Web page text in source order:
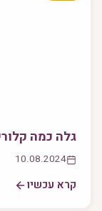
גלה כמה
10.08.2024
קרא עכשיו